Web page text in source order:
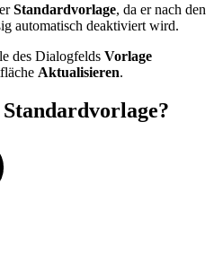
Standardvorlage, da er nach den
automatisch deaktiviert wird.
des Dialogfelds Vorlage
Aktualisieren.